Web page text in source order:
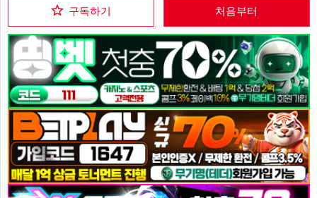
구독하기 처음부터